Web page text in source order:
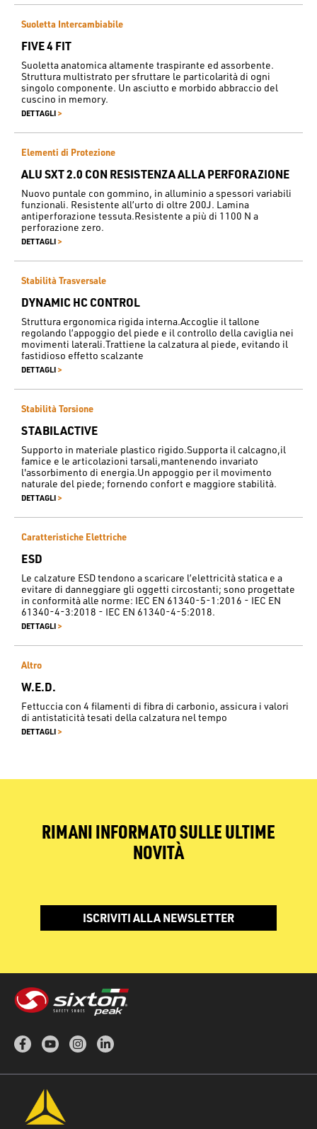
Suoletta Intercambiabile
FIVE 4 FIT
Suoletta anatomica altamente traspirante ed assorbente.
Struttura multistrato per sfruttare le particolarità di ogni
singolo componente. Un asciutto e morbido abbraccio del
cuscino in memory.
DETTAGLI >
Elementi di Protezione
ALU SXT 2.0 CON RESISTENZA ALLA PERFORAZIONE
Nuovo puntale con gommino, in alluminio a spessori variabili
funzionali. Resistente all’urto di oltre 200J. Lamina
antiperforazione tessuta.Resistente a più di 1100 N a
perforazione zero.
DETTAGLI >
Stabilità Trasversale
DYNAMIC HC CONTROL
Struttura ergonomica rigida interna.Accoglie il tallone
regolando l’appoggio del piede e il controllo della caviglia nei
movimenti laterali.Trattiene la calzatura al piede, evitando il
fastidioso effetto scalzante
DETTAGLI >
Stabilità Torsione
STABILACTIVE
Supporto in materiale plastico rigido.Supporta il calcagno,il
famice e le articolazioni tarsali,mantenendo invariato
l'assorbimento di energia.Un appoggio per il movimento
naturale del piede; fornendo confort e maggiore stabilità.
DETTAGLI >
Caratteristiche Elettriche
ESD
Le calzature ESD tendono a scaricare l’elettricità statica e a
evitare di danneggiare gli oggetti circostanti; sono progettate
in conformità alle norme: IEC EN 61340-5-1:2016 - IEC EN
61340-4-3:2018 - IEC EN 61340-4-5:2018.
DETTAGLI >
Altro
W.E.D.
Fettuccia con 4 filamenti di fibra di carbonio, assicura i valori
di antistaticità tesati della calzatura nel tempo
DETTAGLI >
RIMANI INFORMATO SULLE ULTIME
NOVITÀ
ISCRIVITI ALLA NEWSLETTER